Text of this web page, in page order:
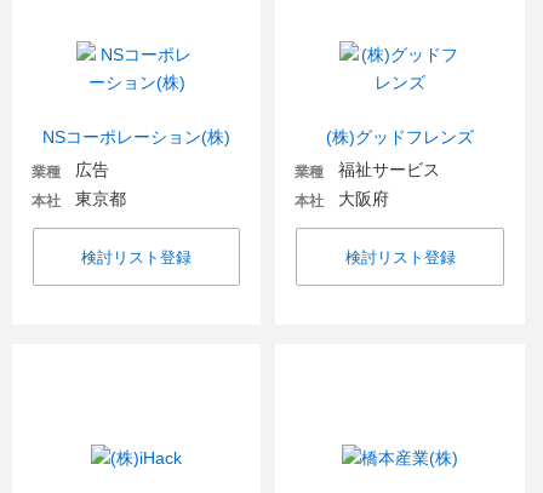
NSコーポレーション(株)
業種 広告
本社 東京都
検討リスト登録
(株)グッドフレンズ
業種 福祉サービス
本社 大阪府
検討リスト登録